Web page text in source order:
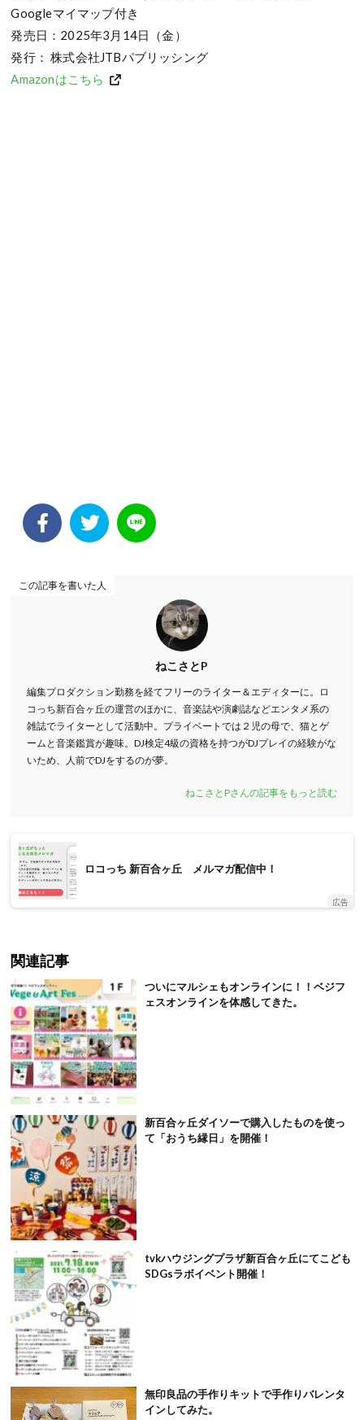
Googleマイマップ付き
発売日：2025年3月14日（金）
発行： 株式会社JTBパブリッシング
Amazonはこちら
この記事を書いた人
ねこさとP
編集プロダクション勤務を経てフリーのライター＆エディターに。ロ
コっち新百合ヶ丘の運営のほかに、音楽誌や演劇誌などエンタメ系の
雑誌でライターとして活動中。プライベートでは２児の母で、猫とゲ
ームと音楽鑑賞が趣味。DJ検定4級の資格を持つがDJプレイの経験がな
いため、人前でDJをするのが夢。
ねこさとPさんの記事をもっと読む
ロコっち 新百合ヶ丘 メルマガ配信中！
広告
関連記事
ついにマルシェもオンラインに！！ベジフ
ェスオンラインを体感してきた。
新百合ヶ丘ダイソーで購入したものを使っ
て「おうち縁日」を開催！
tvkハウジングプラザ新百合ヶ丘にてこども
SDGsラボイベント開催！
無印良品の手作りキットで手作りバレンタ
インしてみた。